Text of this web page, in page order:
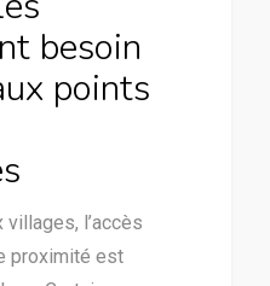
besoin
points
villages, l’accès
proximité est